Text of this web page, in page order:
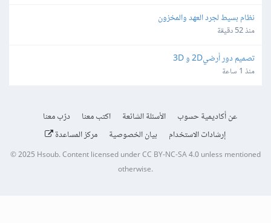
نظام بسيط لجرد العهد والمخزون
منذ 52 دقيقة
تصميم دور أرضي2D و 3D
منذ 1 ساعة
عن أكاديمية حسوب الأسئلة الشائعة اكتب معنا
درّب معنا
إرشادات الاستخدام
بيان الخصوصية مركز المساعدة
© 2025 Hsoub.Content licensed underCC BY-NC-SA 4.0unless mentioned
otherwise.